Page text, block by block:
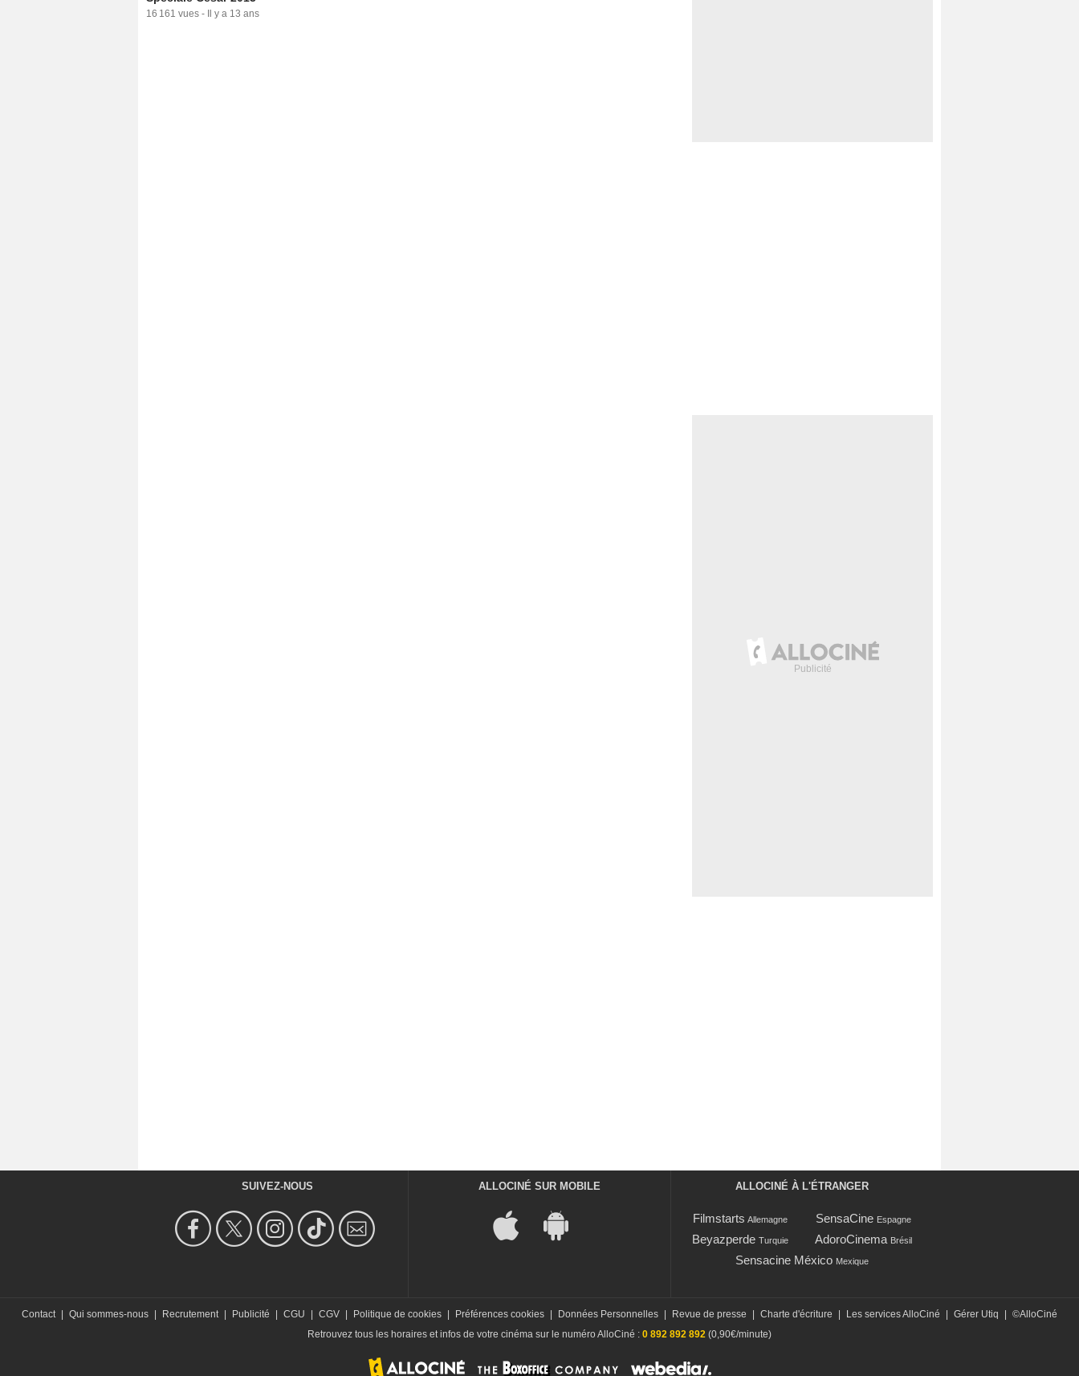
16 161 vues - Il y a 13 ans
SUIVEZ-NOUS ALLOCINÉ SUR MOBILE ALLOCINÉ À L'ÉTRANGER
Filmstarts Allemagne SensaCine Espagne
Beyazperde Turquie AdoroCinema Brésil
Sensacine México Mexique
Contact Qui sommes-nous Recrutement Publicité CGU CGV Politique de cookies Préférences cookies Données Personnelles Revue de presse Charte d'écriture Les services AlloCiné Gérer Utiq
©AlloCiné
Retrouvez tous les horaires et infos de votre cinéma sur le numéro AlloCiné : 0 892 892 892 (0,90€/minute)